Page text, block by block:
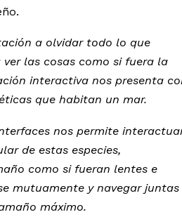
a olvidar todo lo que
las cosas como si fuera la
interactiva nos presenta
que habitan un mar.
nos permite
de estas especies,
como si fueran lentes e
mutuamente y navegar juntas
máximo.